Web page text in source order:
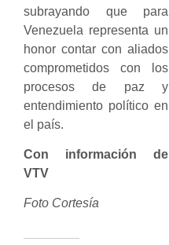
subrayando que para
Venezuela representa un
honor contar con aliados
comprometidos con los
procesos de paz y
entendimiento político en
el país.
Con información de
VTV
Foto Cortesía